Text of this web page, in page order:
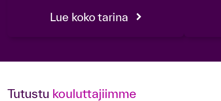
Lue koko tarina
Tutustu kouluttajiimme